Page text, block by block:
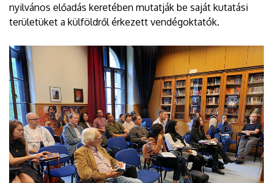
nyilvános előadás keretében mutatják be saját kutatási
területüket a külföldről érkezett vendégoktatók.